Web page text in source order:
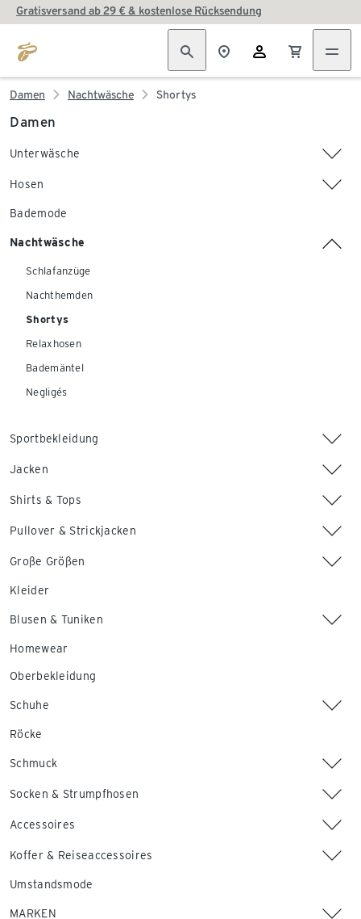
Gratisversand ab 29 € & kostenlose Rücksendung
Damen Nachtwäsche Shortys
Damen
Unterwäsche
Hosen
Bademode
Nachtwäsche
Schlafanzüge
Nachthemden
Shortys
Relaxhosen
Bademäntel
Negligés
Sportbekleidung
Jacken
Shirts & Tops
Pullover & Strickjacken
Große Größen
Kleider
Blusen & Tuniken
Homewear
Oberbekleidung
Schuhe
Röcke
Schmuck
Socken & Strumpfhosen
Accessoires
Koffer & Reiseaccessoires
Umstandsmode
MARKEN